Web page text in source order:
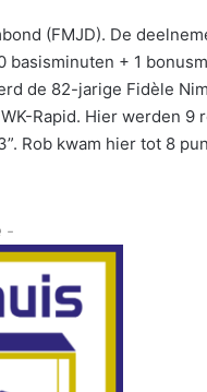
(FMJD). De
+ 1
de 82-jarige Fidèle
Rapid. Hier werden 9
Rob kwam hier tot 8
-